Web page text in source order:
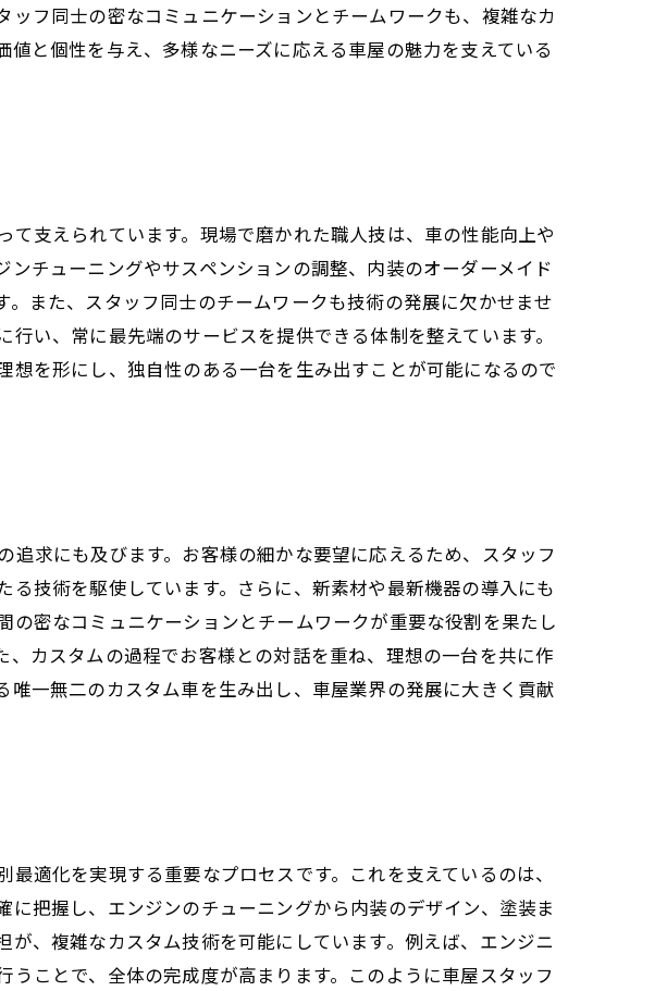
フ同士の密なコミュニケーションとチームワークも、複雑なカ
と個性を与え、多様なニーズに応える車屋の魅力を支えている
支えられています。現場で磨かれた職人技は、車の性能向上や
チューニングやサスペンションの調整、内装のオーダーメイド
また、スタッフ同士のチームワークも技術の発展に欠かせませ
い、常に最先端のサービスを提供できる体制を整えています。
を形にし、独自性のある一台を生み出すことが可能になるので
求にも及びます。お客様の細かな要望に応えるため、スタッフ
技術を駆使しています。さらに、新素材や最新機器の導入にも
密なコミュニケーションとチームワークが重要な役割を果たし
カスタムの過程でお客様との対話を重ね、理想の一台を共に作
一無二のカスタム車を生み出し、車屋業界の発展に大きく貢献
適化を実現する重要なプロセスです。これを支えているのは、
把握し、エンジンのチューニングから内装のデザイン、塗装ま
、複雑なカスタム技術を可能にしています。例えば、エンジニ
ことで、全体の完成度が高まります。このように車屋スタッフ